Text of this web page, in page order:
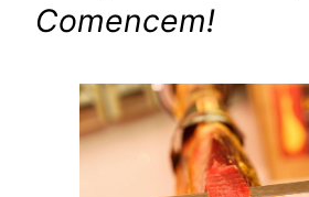
Comencem!